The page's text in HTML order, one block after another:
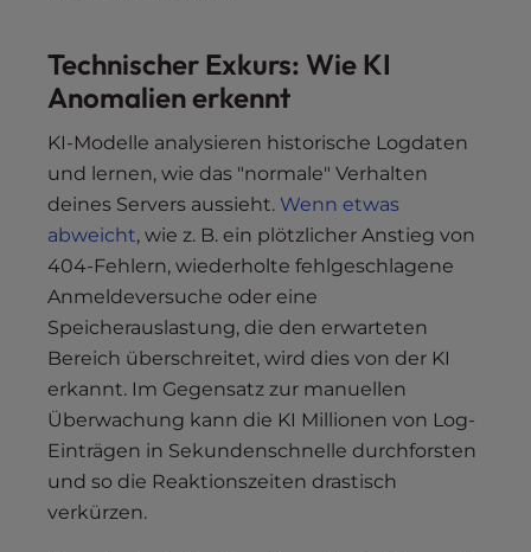
Technischer Exkurs: Wie KI
Anomalien erkennt
KI-Modelle analysieren historische Logdaten
und lernen, wie das "normale" Verhalten
deines Servers aussieht. Wenn etwas
abweicht, wie z. B. ein plötzlicher Anstieg von
404-Fehlern, wiederholte fehlgeschlagene
Anmeldeversuche oder eine
Speicherauslastung, die den erwarteten
Bereich überschreitet, wird dies von der KI
erkannt. Im Gegensatz zur manuellen
Überwachung kann die KI Millionen von Log-
Einträgen in Sekundenschnelle durchforsten
und so die Reaktionszeiten drastisch
verkürzen.